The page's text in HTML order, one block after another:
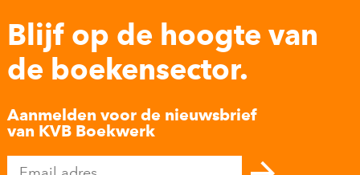
Blijf op de hoogte van
de boekensector.
Aanmelden voor de nieuwsbrief
van KVB Boekwerk